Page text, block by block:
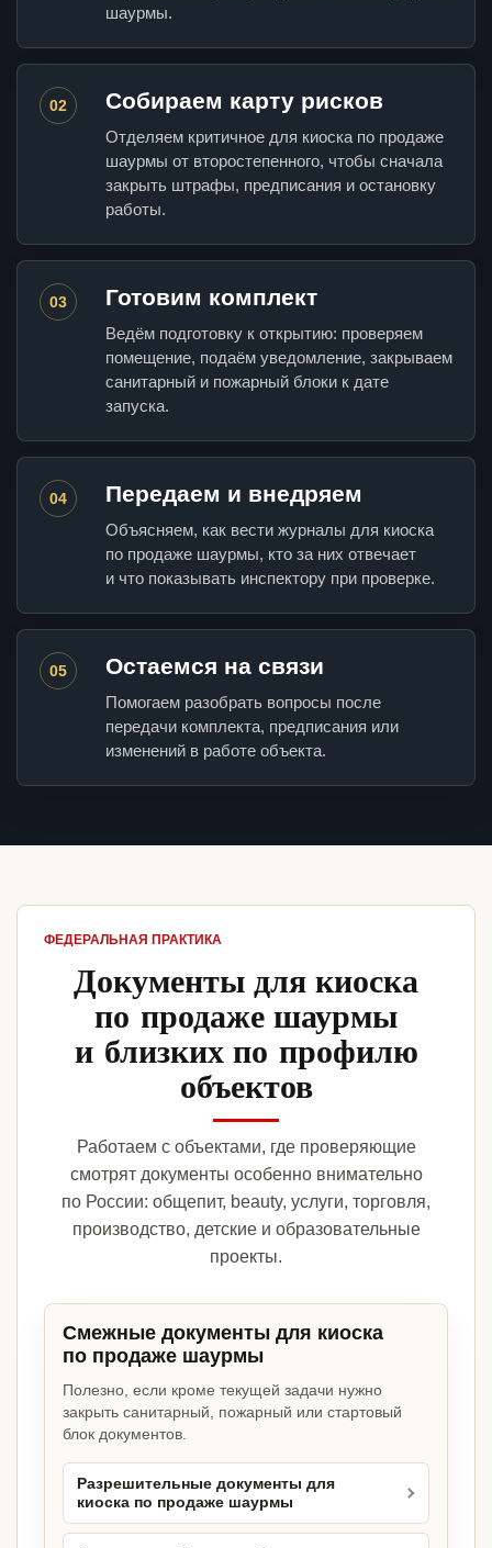
шаурмы.
02 Собираем карту рисков
Отделяем критичное для киоска по продаже
шаурмы от второстепенного, чтобы сначала
закрыть штрафы, предписания и остановку
работы.
03 Готовим комплект
Ведём подготовку к открытию: проверяем
помещение, подаём уведомление, закрываем
санитарный и пожарный блоки к дате
запуска.
04 Передаем и внедряем
Объясняем, как вести журналы для киоска
по продаже шаурмы, кто за них отвечает
и что показывать инспектору при проверке.
05 Остаемся на связи
Помогаем разобрать вопросы после
передачи комплекта, предписания или
изменений в работе объекта.
ФЕДЕРАЛЬНАЯ ПРАКТИКА
Документы для киоска
по продаже шаурмы
и близких по профилю
объектов
Работаем с объектами, где проверяющие
смотрят документы особенно внимательно
по России: общепит, beauty, услуги, торговля,
производство, детские и образовательные
проекты.
Смежные документы для киоска
по продаже шаурмы
Полезно, если кроме текущей задачи нужно
закрыть санитарный, пожарный или стартовый
блок документов.
Разрешительные документы для
киоска по продаже шаурмы